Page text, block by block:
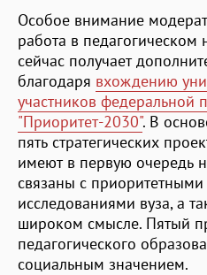
Особое внимание
работа в
сейчас получает
благодаря вхождению
участников федеральной
"Приоритет-2030". В
пять стратегических
имеют в первую очередь
связаны с
исследованиями вуза, а
широком смысле. Пятый
педагогического
социальным значением.